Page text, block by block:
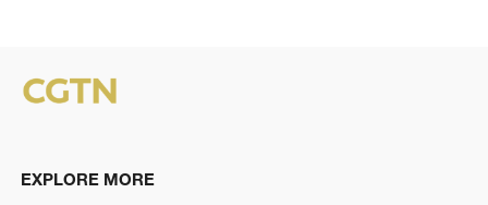
EXPLORE MORE